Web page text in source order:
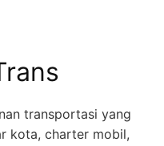
transportasi yang
kota, charter mobil,